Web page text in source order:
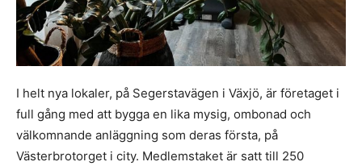
I helt nya lokaler, på Segerstavägen i Växjö, är företaget i
full gång med att bygga en lika mysig, ombonad och
välkomnande anläggning som deras första, på
Västerbrotorget i city. Medlemstaket är satt till 250